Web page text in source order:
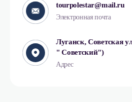
tourpolestar@mail.ru
Электронная почта
Луганск, Советская
" Советский")
Адрес